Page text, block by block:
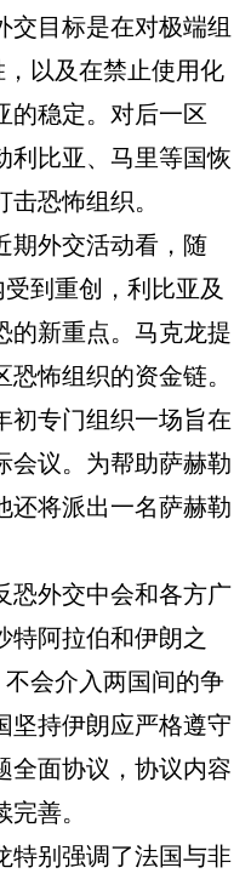
交目标是在对极端组
以及在禁止使用化
的稳定。对后一区
利比亚、马里等国恢
恐怖组织。
外交活动看，随
到重创，利比亚及
的新重点。马克龙提
怖组织的资金链。
初专门组织一场旨在
会议。为帮助萨赫勒
还将派出一名萨赫勒
外交中会和各方广
特阿拉伯和伊朗之
会介入两国间的争
坚持伊朗应严格遵守
全面协议，协议内容
善。
别强调了法国与非